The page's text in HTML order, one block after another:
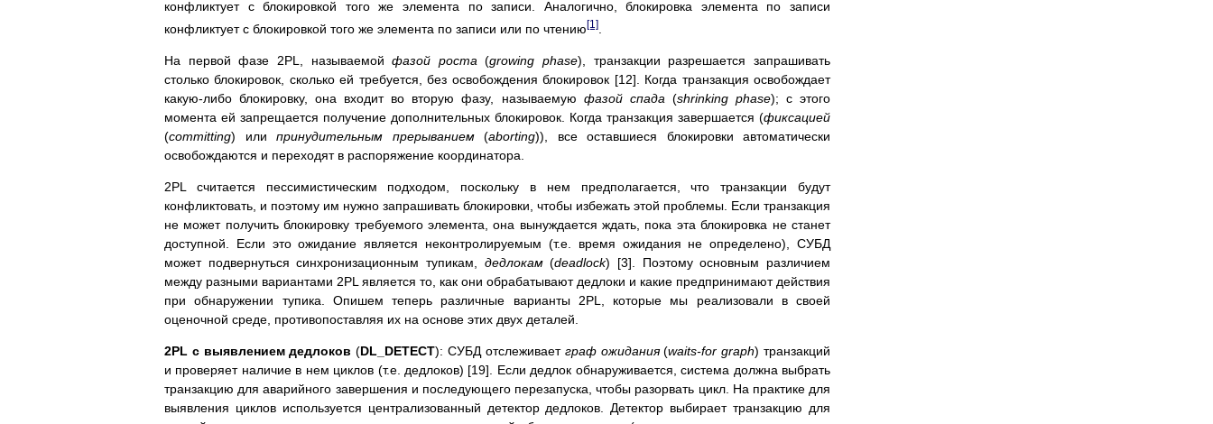
конфликтует с блокировкой того же элемента по записи. Аналогично, блокировка элемента по записи
конфликтует с блокировкой того же элемента по записи или по чтению[1]
На первой фазе 2PL, называемойфазой роста (growing phase), транзакции разрешается запрашивать
столько блокировок, сколько ей требуется, без освобождения блокировок [12]. Когда транзакция освобождает
какую-либо блокировку, она входит во вторую фазу, называемую фазой спада (shrinking phase); с этого
момента ей запрещается получение дополнительных блокировок. Когда транзакция завершается (фиксацией
(committing) или принудительным прерыванием(aborting)), все оставшиеся блокировки автоматически
освобождаются и переходят в распоряжение координатора.
2PL считается пессимистическим подходом, поскольку в нем предполагается, что транзакции будут
конфликтовать, и поэтому им нужно запрашивать блокировки, чтобы избежать этой проблемы. Если транзакция
не может получить блокировку требуемого элемента, она вынуждается ждать, пока эта блокировка не станет
доступной. Если это ожидание является неконтролируемым (т.е. время ожидания не определено), СУБД
может подвернуться синхронизационным тупикам, дедлокам(deadlock) [3]. Поэтому основным различием
между разными вариантами 2PL является то, как они обрабатывают дедлоки и какие предпринимают действия
при обнаружении тупика. Опишем теперь различные варианты 2PL, которые мы реализовали в своей
оценочной среде, противопоставляя их на основе этих двух деталей.
2PL с выявлением дедлоков (DL_DETECT): СУБД отслеживает граф ожидания(waits-for graph) транзакций
и проверяет наличие в нем циклов (т.е. дедлоков) [19]. Если дедлок обнаруживается, система должна выбрать
транзакцию для аварийного завершения и последующего перезапуска, чтобы разорвать цикл. На практике для
выявления циклов используется централизованный детектор дедлоков. Детектор выбирает транзакцию для